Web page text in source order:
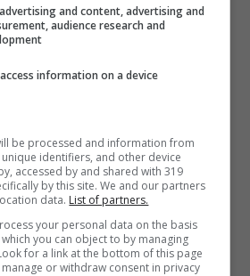
ma secondo indiscrezioni
di Redmond è in grado
del colosso di
milioni di account
mondo , ognuno dei quali
di spazio, Apple si trova
di avere infrastrutture
and content, advertising and
audience research and
information on a device
be processed and information from
identifiers, and other device
accessed by and shared with 319
by this site. We and our partners
data. List of partners.
your personal data on the basis
you can object to by managing
for a link at the bottom of this page
or withdraw consent in privacy